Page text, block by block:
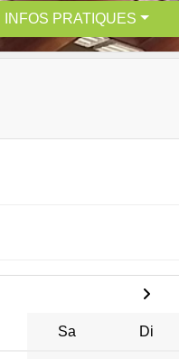
INFOS PRATIQUES
Sa Di